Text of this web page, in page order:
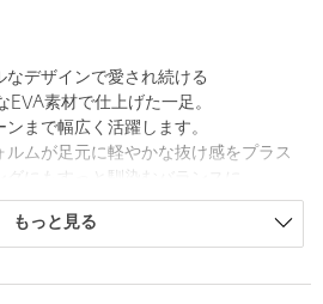
デザインで愛され続ける
EVA素材で仕上げた一足。
まで幅広く活躍します。
ムが足元に軽やかな抜け感をプラス
グにもすっと馴染むバランスに。
の気分に寄り添うリラックスした履
もっと見る